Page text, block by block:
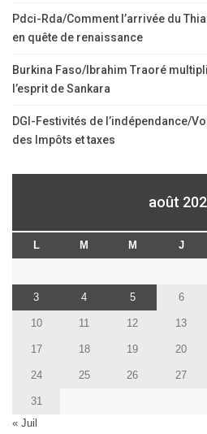
Pdci-Rda/Comment l’arrivée du
en quête de renaissance
Burkina Faso/Ibrahim Traoré
l’esprit de Sankara
DGI-Festivités de l’indépendance/
des Impôts et taxes
août
L M M J
3 4 5 6
10 11 12 13
17 18 19 20
24 25 26 27
31
« Juil